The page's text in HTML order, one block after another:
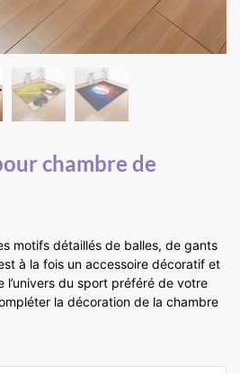
chambre de
motifs détaillés de balles, de gants
à la fois un accessoire décoratif et
l’univers du sport préféré de votre
la décoration de la chambre